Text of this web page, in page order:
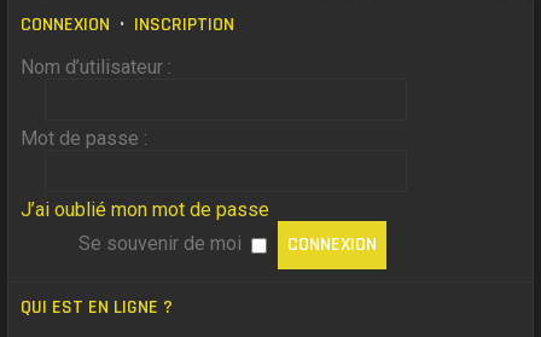
CONNEXION • INSCRIPTION
Nom d’utilisateur :
Mot de passe :
J’ai oublié mon mot de passe
Se souvenir de moi
QUI EST EN LIGNE ?